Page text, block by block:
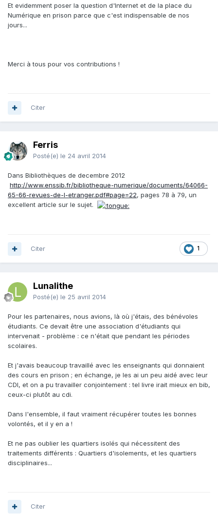
Et evidemment poser la question d'Internet et de la place du
Numérique en prison parce que c'est indispensable de nos
jours...
Merci à tous pour vos contributions !
Citer
Ferris
Posté(e) le 24 avril 2014
Dans Bibliothèques de decembre 2012
http://www.enssib.fr/bibliotheque-numerique/documents/64066-
65-66-revues-de-l-etranger.pdf#page=22, pages 78 à 79, un
excellent article sur le sujet.
1
Citer
Lunalithe
Posté(e) le 25 avril 2014
Pour les partenaires, nous avions, là où j'étais, des bénévoles
étudiants. Ce devait être une association d'étudiants qui
intervenait - problème : ce n'était que pendant les périodes
scolaires.
Et j'avais beaucoup travaillé avec les enseignants qui donnaient
des cours en prison ; en échange, je les ai un peu aidé avec leur
CDI, et on a pu travailler conjointement : tel livre irait mieux en bib,
ceux-ci plutôt au cdi.
Dans l'ensemble, il faut vraiment récupérer toutes les bonnes
volontés, et il y en a !
Et ne pas oublier les quartiers isolés qui nécessitent des
traitements différents : Quartiers d'isolements, et les quartiers
disciplinaires...
Citer